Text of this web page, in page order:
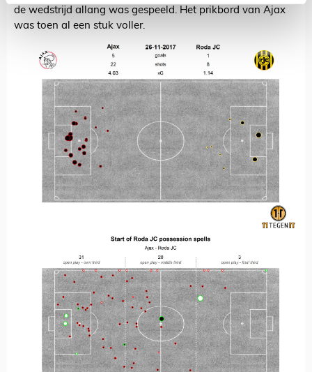
de wedstrijd allang was gespeeld. Het prikbord van Ajax
was toen al een stuk voller.